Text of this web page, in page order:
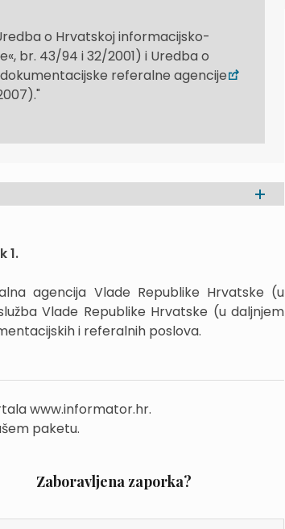
o Hrvatskoj informacijsko-
br. 43/94 i 32/2001) i Uredba o
referalne agencije
1.
agencija Vlade Republike Hrvatske (u
Vlade Republike Hrvatske (u daljnjem
i referalnih poslova.
www.informator.hr.
paketu.
Zaboravljena zaporka?